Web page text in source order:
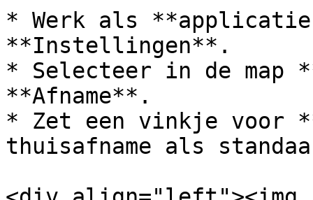
* Werk als
**Instellingen**.
* Selecteer in de map
**Afname**.
* Zet een vinkje voor
thuisafname als